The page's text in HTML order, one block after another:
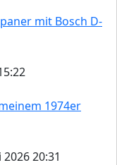
mit Bosch D-
1974er
2026 20:31